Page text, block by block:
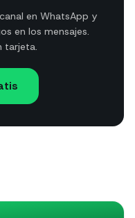
en WhatsApp y
en los mensajes.
tarjeta.